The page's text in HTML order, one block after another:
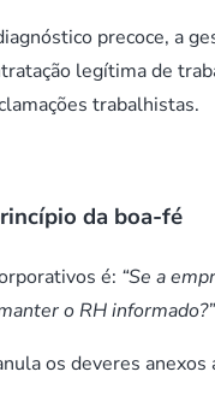
precoce, a
legítima de
trabalhistas.
da boa-fé
é: “Se a
o RH informado?”
os deveres